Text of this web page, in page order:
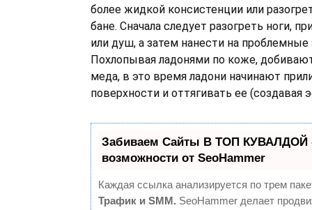
более жидкой консистенции или
бане. Сначала следует разогреть ноги,
или душ, а затем нанести на
Похлопывая ладонями по коже,
меда, в это время ладони начинают
поверхности и оттягивать ее (создавая
Забиваем Сайты В ТОП КУВАЛДОЙ
возможности от SeoHammer
Каждая ссылка анализируется по трем
Трафик и SMM. SeoHammer делает